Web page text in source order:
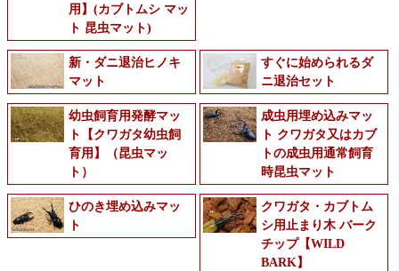
用】(カブトムシ マッ
ト 昆虫マット)
新・ダニ退治ヒノキ
マット
すぐに始められるダ
ニ退治セット
幼虫飼育用発酵マッ
ト【クワガタ幼虫飼
育用】（昆虫マッ
ト）
成虫用埋め込みマッ
ト クワガタ又はカブ
トの成虫用通常飼育
時昆虫マット
ひのき埋め込みマッ
ト
クワガタ・カブトム
シ用止まり木 バーク
チップ【WILD
BARK】